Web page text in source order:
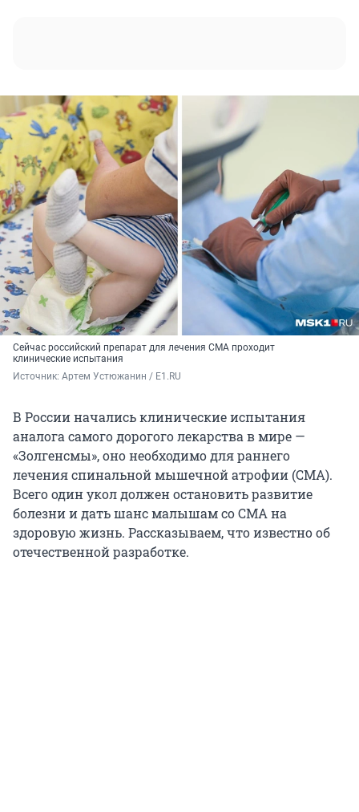
Сейчас российский препарат для лечения СМА проходит
клинические испытания
Источник: Артем Устюжанин / E1.RU
В России начались клинические испытания
аналога самого дорогого лекарства в мире —
«Золгенсмы», оно необходимо для раннего
лечения спинальной мышечной атрофии (СМА).
Всего один укол должен остановить развитие
болезни и дать шанс малышам со СМА на
здоровую жизнь. Рассказываем, что известно об
отечественной разработке.